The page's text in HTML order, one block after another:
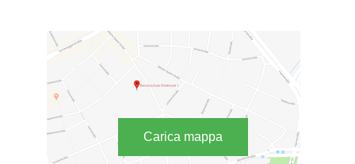
Carica mappa